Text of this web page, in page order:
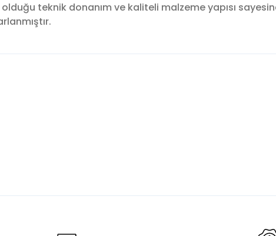
teknik donanım ve kaliteli malzeme yapısı